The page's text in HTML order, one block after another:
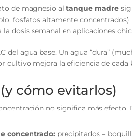
de magnesio altanque madre
fosfatos altamente concentrados)
dosis semanal en aplicaciones
del agua base. Un agua “dura”
cultivo mejora la eficiencia de cada
cómo evitarlos)
no significa más efecto.
concentrado: precipitados =